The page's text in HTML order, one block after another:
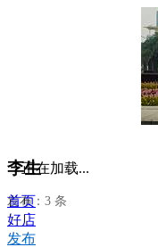
李生
发布：3 条
正在加载...
首页
好店
发布